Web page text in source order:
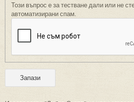
Този въпрос е за тестване дали или не
автоматизирани спам.